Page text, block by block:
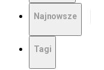
Najnowsze
Tagi